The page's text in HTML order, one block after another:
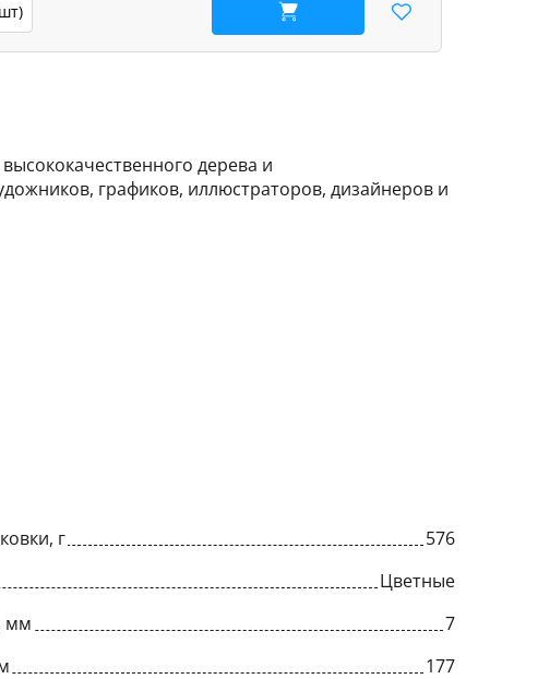
В корзину
дерева и
графиков, иллюстраторов, дизайнеров и
г
576
Цветные
мм
7
177